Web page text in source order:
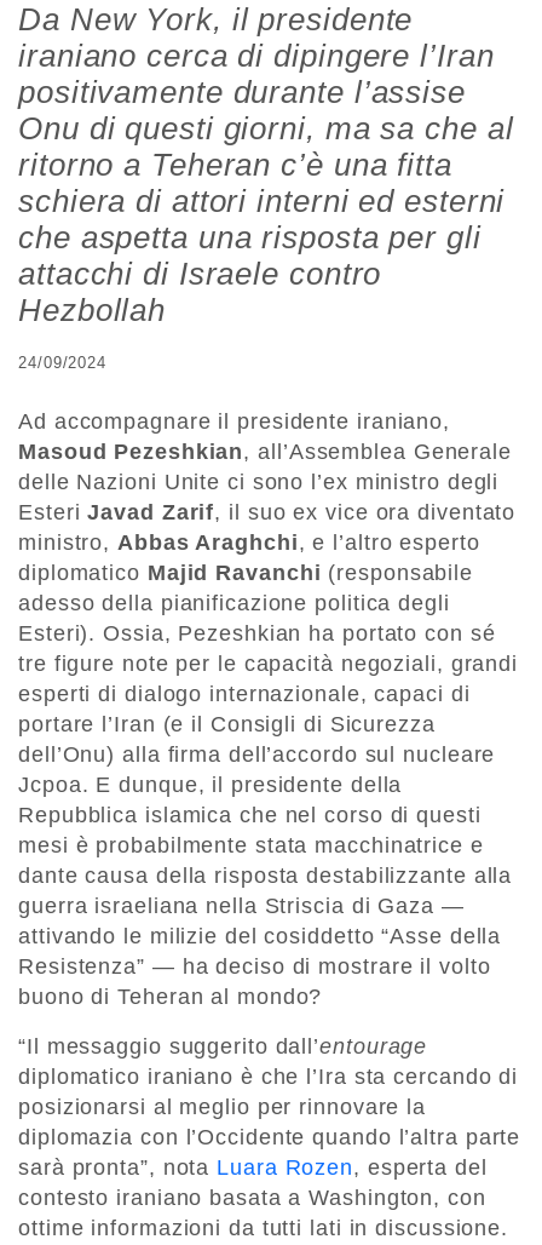
Da New York, il presidente
iraniano cerca di dipingere l’Iran
positivamente durante l’assise
Onu di questi giorni, ma sa che al
ritorno a Teheran c’è una fitta
schiera di attori interni ed esterni
che aspetta una risposta per gli
attacchi di Israele contro
Hezbollah
24/09/2024
Ad accompagnare il presidente iraniano,
Masoud Pezeshkian, all’Assemblea Generale
delle Nazioni Unite ci sono l’ex ministro degli
EsteriJavad Zarif, il suo ex vice ora diventato
ministro,Abbas Araghchi, e l’altro esperto
diplomatico Majid Ravanchi (responsabile
adesso della pianificazione politica degli
Esteri). Ossia, Pezeshkian ha portato con sé
tre figure note per le capacità negoziali, grandi
esperti di dialogo internazionale, capaci di
portare l’Iran (e il Consigli di Sicurezza
dell’Onu) alla firma dell’accordo sul nucleare
Jcpoa. E dunque, il presidente della
Repubblica islamica che nel corso di questi
mesi è probabilmente stata macchinatrice e
dante causa della risposta destabilizzante alla
guerra israeliana nella Striscia di Gaza —
attivando le milizie del cosiddetto “Asse della
Resistenza” — ha deciso di mostrare il volto
buono di Teheran al mondo?
“Il messaggio suggerito dall’entourage
diplomatico iraniano è che l’Ira sta cercando di
posizionarsi al meglio per rinnovare la
diplomazia con l’Occidente quando l’altra parte
sarà pronta”, nota Luara Rozen, esperta del
contesto iraniano basata a Washington, con
ottime informazioni da tutti lati in discussione.